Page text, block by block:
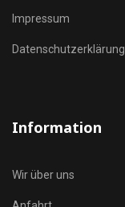
Impressum
Datenschutzerklärung
Information
Wir über uns